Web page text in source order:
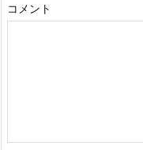
コメント